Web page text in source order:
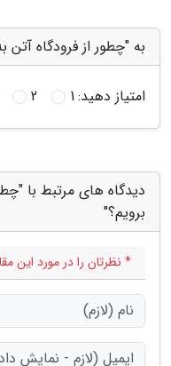
به "چطور از فرودگاه آتن
امتیاز دهید:1
2
دیدگاه های مرتبط با
برویم؟"
* نظرتان را در مورد این